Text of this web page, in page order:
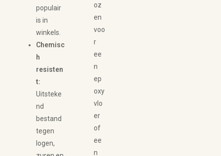
populair
is in
winkels.
Chemisc
h
resisten
t:
Uitsteke
nd
bestand
tegen
logen,
oz
en
voo
r
ee
n
ep
oxy
vlo
er
of
ee
n